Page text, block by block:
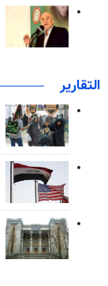
التقارير